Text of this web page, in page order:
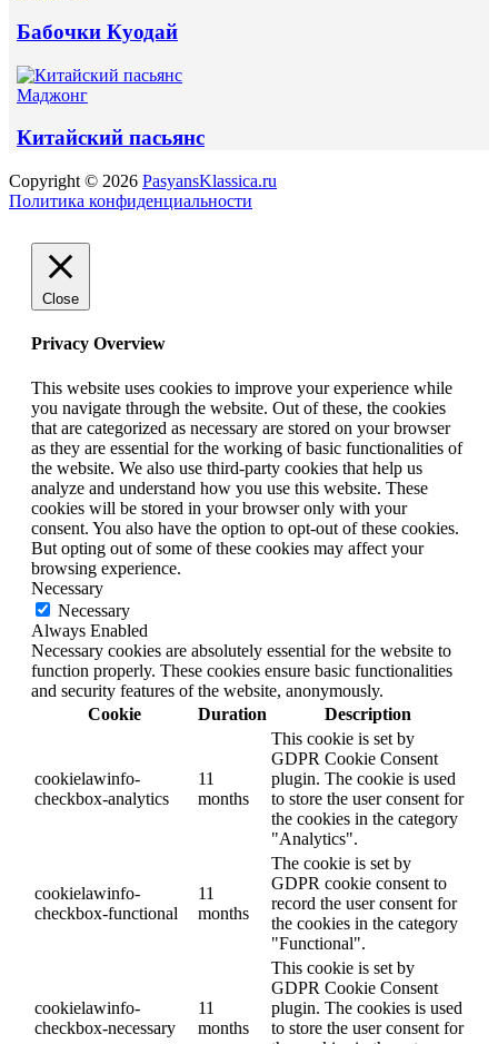
Бабочки Куодай
Маджонг
Китайский пасьянс
Copyright © 2026 PasyansKlassica.ru
Политика конфиденциальности
Close
Privacy Overview
This website uses cookies to improve your experience while
you navigate through the website. Out of these, the cookies
that are categorized as necessary are stored on your browser
as they are essential for the working of basic functionalities of
the website. We also use third-party cookies that help us
analyze and understand how you use this website. These
cookies will be stored in your browser only with your
consent. You also have the option to opt-out of these cookies.
But opting out of some of these cookies may affect your
browsing experience.
Necessary
Necessary
Always Enabled
Necessary cookies are absolutely essential for the website to
function properly. These cookies ensure basic functionalities
and security features of the website, anonymously.
Cookie
Duration Description
cookielawinfo-
checkbox-analytics
11
months
This cookie is set by
GDPR Cookie Consent
plugin. The cookie is used
to store the user consent for
the cookies in the category
"Analytics".
cookielawinfo-
checkbox-functional
11
months
The cookie is set by
GDPR cookie consent to
record the user consent for
the cookies in the category
"Functional".
cookielawinfo-
checkbox-necessary
11
months
This cookie is set by
GDPR Cookie Consent
plugin. The cookies is used
to store the user consent for